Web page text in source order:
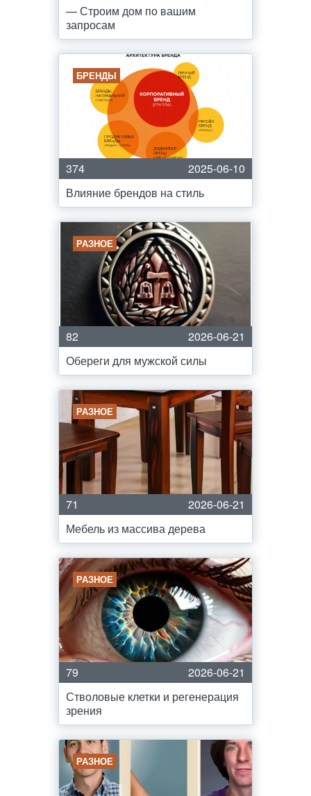
— Строим дом по вашим
запросам
БРЕНДЫ
374
2025-06-10
Влияние брендов на стиль
РАЗНОЕ
82
2026-06-21
Обереги для мужской силы
РАЗНОЕ
71
2026-06-21
Мебель из массива дерева
РАЗНОЕ
79
2026-06-21
Стволовые клетки и регенерация
зрения
РАЗНОЕ